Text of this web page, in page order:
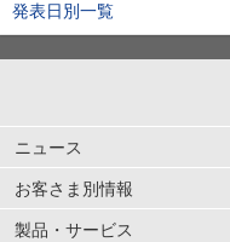
発表日別一覧
ニュース
お客さま別情報
製品・サービス